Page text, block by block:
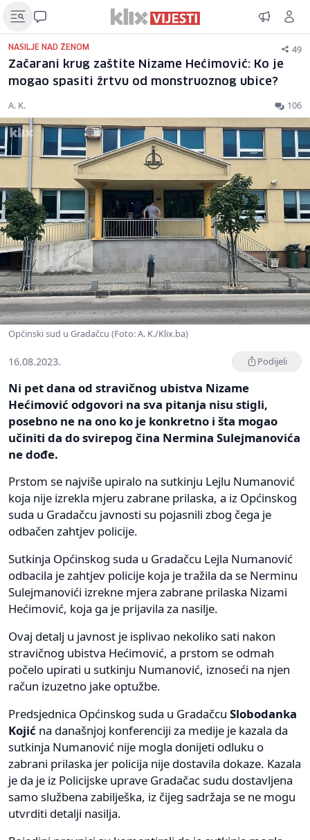
NASILJE NAD ŽENOM 49
Začarani krug zaštite Nizame Hećimović: Ko je
mogao spasiti žrtvu od monstruoznog ubice?
A. K. 106
Općinski sud u Gradačcu (Foto: A. K./Klix.ba)
16.08.2023. Podijeli
Ni pet dana od stravičnog ubistva Nizame
Hećimović odgovori na sva pitanja nisu stigli,
posebno ne na ono ko je konkretno i šta mogao
učiniti da do svirepog čina Nermina Sulejmanovića
ne dođe.
Prstom se najviše upiralo na sutkinju Lejlu Numanović
koja nije izrekla mjeru zabrane prilaska, a iz Općinskog
suda u Gradačcu javnosti su pojasnili zbog čega je
odbačen zahtjev policije.
Sutkinja Općinskog suda u Gradačcu Lejla Numanović
odbacila je zahtjev policije koja je tražila da se Nerminu
Sulejmanovići izrekne mjera zabrane prilaska Nizami
Hećimović, koja ga je prijavila za nasilje.
Ovaj detalj u javnost je isplivao nekoliko sati nakon
stravičnog ubistva Hećimović, a prstom se odmah
počelo upirati u sutkinju Numanović, iznoseći na njen
račun izuzetno jake optužbe.
Predsjednica Općinskog suda u Gradačcu Slobodanka
Kojić na današnjoj konferenciji za medije je kazala da
sutkinja Numanović nije mogla donijeti odluku o
zabrani prilaska jer policija nije dostavila dokaze. Kazala
je da je iz Policijske uprave Gradačac sudu dostavljena
samo službena zabilješka, iz čijeg sadržaja se ne mogu
utvrditi detalji nasilja.